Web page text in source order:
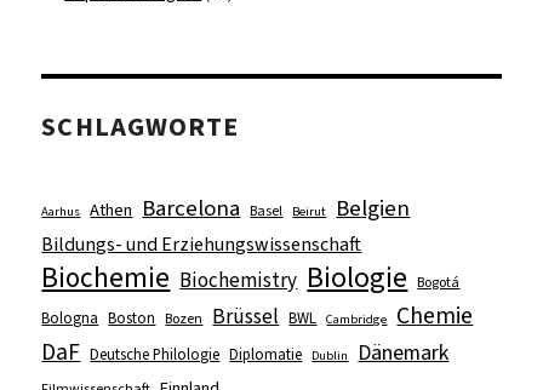
SCHLAGWORTE
Aarhus Athen Barcelona Basel Beirut Belgien
Bildungs- und Erziehungswissenschaft
Biochemie Biochemistry Biologie Bogotá
Bologna Boston Bozen Brüssel BWL Cambridge Chemie
DaF Deutsche Philologie Diplomatie Dublin Dänemark